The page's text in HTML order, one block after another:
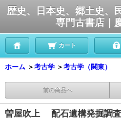
歴史、日本史、郷土史、
専門古書店｜
カート
ホーム ＞考古学 ＞考古学（関東）
前の商品へ
曽屋吹上 配石遺構発掘調